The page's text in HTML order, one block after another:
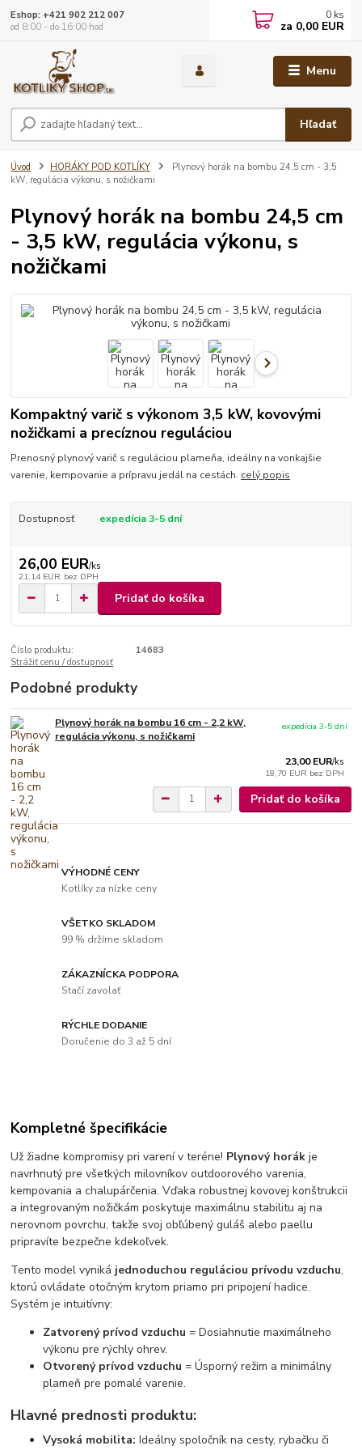
Menu
Hľadať
Eshop: +421 902 212 007
od 8:00 - do 16:00 hod
0 ks
za 0,00 EUR
Úvod HORÁKY POD KOTLÍKY
Plynový horák na bombu 24,5 cm - 3,5
kW, regulácia výkonu, s nožičkami
Plynový horák na bombu 24,5 cm
- 3,5 kW, regulácia výkonu, s
nožičkami
Kompaktný varič s výkonom 3,5 kW, kovovými
nožičkami a precíznou reguláciou
Prenosný plynový varič s reguláciou plameňa, ideálny na vonkajšie
varenie, kempovanie a prípravu jedál na cestách. celý popis
Dostupnosť expedícia 3-5 dní
26,00 EUR/ks
21,14 EUR bez DPH
Pridať do košíka
Číslo produktu:
14683
Strážiť cenu / dostupnosť
Podobné produkty
Plynový horák na bombu 16 cm - 2,2 kW,
regulácia výkonu, s nožičkami
23,00 EUR/ks
18,70 EUR bez DPH
expedícia 3-5 dní
Pridať do košíka
VÝHODNÉ CENY
Kotlíky za nízke ceny
VŠETKO SKLADOM
99 % držíme skladom
ZÁKAZNÍCKA PODPORA
Stačí zavolať
RÝCHLE DODANIE
Doručenie do 3 až 5 dní
Kompletné špecifikácie
Už žiadne kompromisy pri varení v teréne! Plynový horák je
navrhnutý pre všetkých milovníkov outdoorového varenia,
kempovania a chalupárčenia. Vďaka robustnej kovovej konštrukcii
a integrovaným nožičkám poskytuje maximálnu stabilitu aj na
nerovnom povrchu, takže svoj obľúbený guláš alebo paellu
pripravíte bezpečne kdekoľvek.
Tento model vyniká jednoduchou reguláciou prívodu vzduchu,
ktorú ovládate otočným krytom priamo pri pripojení hadice.
Systém je intuitívny:
Zatvorený prívod vzduchu = Dosiahnutie maximálneho
výkonu pre rýchly ohrev.
Otvorený prívod vzduchu = Úsporný režim a minimálny
plameň pre pomalé varenie.
Hlavné prednosti produktu:
Vysoká mobilita: Ideálny spoločník na cesty, rybačku či